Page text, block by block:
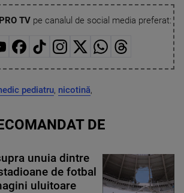
TVpe canalul de social media preferat:
pediatru, nicotină,
DE
unuia dintre
de fotbal
uluitoare